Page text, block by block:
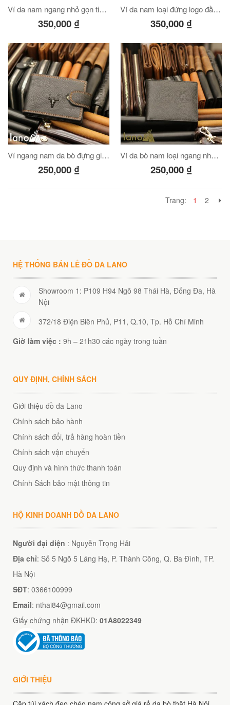
Ví da nam ngang nhỏ gọn tiện lợi VDN017
350,000 ₫
Ví da nam loại đứng logo đầu trâu nhỏ gọn tiện lợi VDN018
350,000 ₫
Ví ngang nam da bò đựng giấy tờ, card visit logo đầu trâu VDN019
250,000 ₫
Ví da bò nam loại ngang nhỏ gọn thời trang VDN20
250,000 ₫
Trang: 1 2
HỆ THỐNG BÁN LẺ ĐỒ DA LANO
Showroom 1: P109 H94 Ngõ 98 Thái Hà, Đống Đa, Hà
Nội
372/18 Điện Biên Phủ, P11, Q.10, Tp. Hồ Chí Minh
Giờ làm việc : 9h – 21h30 các ngày trong tuần
QUY ĐỊNH, CHÍNH SÁCH
Giới thiệu đồ da Lano
Chính sách bảo hành
Chính sách đổi, trả hàng hoàn tiền
Chính sách vận chuyển
Quy định và hình thức thanh toán
Chính Sách bảo mật thông tin
HỘ KINH DOANH ĐỒ DA LANO
Người đại diện : Nguyễn Trọng Hải
Địa chỉ: Số 5 Ngõ 5 Láng Hạ, P. Thành Công, Q. Ba Đình, TP.
Hà Nội
SĐT: 0366100999
Email: nthai84@gmail.com
Giấy chứng nhận ĐKHKD: 01A8022349
GIỚI THIỆU